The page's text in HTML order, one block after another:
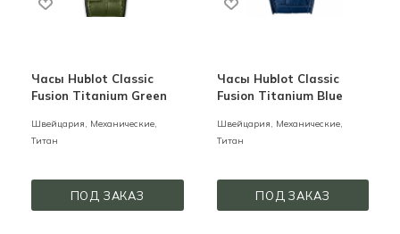
Часы Hublot Classic
Fusion Titanium Green
Швейцария, Механические,
Титан
ПОД ЗАКАЗ
Часы Hublot Classic
Fusion Titanium Blue
Швейцария, Механические,
Титан
ПОД ЗАКАЗ